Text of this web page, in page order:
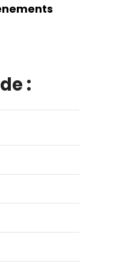
: